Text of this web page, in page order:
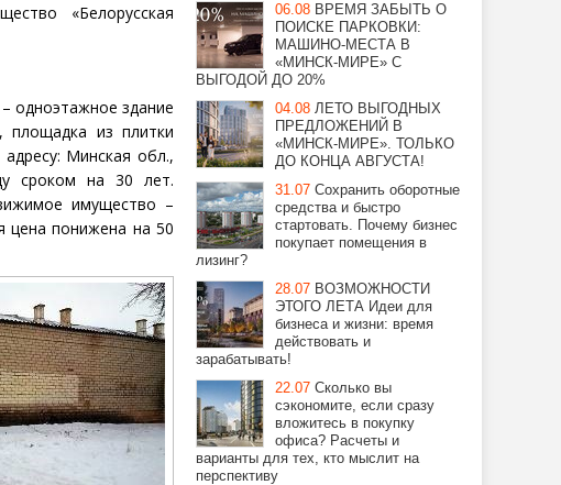
«Белорусская
одноэтажное здание
площадка из плитки
Минская обл.,
сроком на 30 лет.
имущество –
цена понижена на 50
06.08 ВРЕМЯ ЗАБЫТЬ О
ПОИСКЕ ПАРКОВКИ:
МАШИНО-МЕСТА В
«МИНСК-МИРЕ» С
ВЫГОДОЙ ДО 20%
04.08 ЛЕТО ВЫГОДНЫХ
ПРЕДЛОЖЕНИЙ В
«МИНСК-МИРЕ». ТОЛЬКО
ДО КОНЦА АВГУСТА!
31.07 Сохранить оборотные
средства и быстро
стартовать. Почему бизнес
покупает помещения в
лизинг?
28.07 ВОЗМОЖНОСТИ
ЭТОГО ЛЕТА Идеи для
бизнеса и жизни: время
действовать и
зарабатывать!
22.07 Сколько вы
сэкономите, если сразу
вложитесь в покупку
офиса? Расчеты и
варианты для тех, кто мыслит на
перспективу